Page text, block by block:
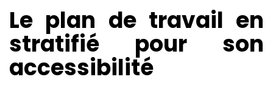
Le plan de travail en
stratifié pour son
accessibilité